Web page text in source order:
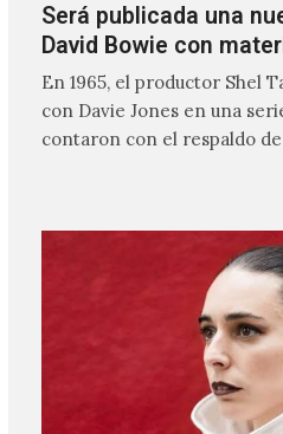
Será publicada una
David Bowie con
En 1965, el productor Shel
con Davie Jones en una
contaron con el respaldo